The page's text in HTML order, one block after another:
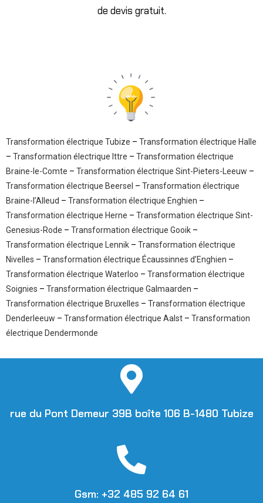
de devis gratuit.
Transformation électrique Tubize – Transformation électrique Halle
– Transformation électrique Ittre – Transformation électrique
Braine-le-Comte – Transformation électrique Sint-Pieters-Leeuw –
Transformation électrique Beersel – Transformation électrique
Braine-l’Alleud – Transformation électrique Enghien –
Transformation électrique Herne – Transformation électrique Sint-
Genesius-Rode – Transformation électrique Gooik –
Transformation électrique Lennik – Transformation électrique
Nivelles – Transformation électrique Écaussinnes d’Enghien –
Transformation électrique Waterloo – Transformation électrique
Soignies – Transformation électrique Galmaarden –
Transformation électrique Bruxelles – Transformation électrique
Denderleeuw – Transformation électrique Aalst – Transformation
électrique Dendermonde
rue du Pont Demeur 39B boîte 106 B-1480 Tubize
Gsm: +32 485 92 64 61